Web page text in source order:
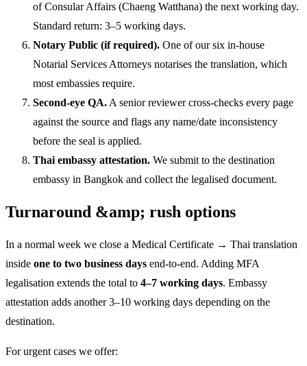
of Consular Affairs (Chaeng Watthana) the next working day.
Standard return: 3–5 working days.
Notary Public (if required). One of our six in-house
Notarial Services Attorneys notarises the translation, which
most embassies require.
Second-eye QA. A senior reviewer cross-checks every page
against the source and flags any name/date inconsistency
before the seal is applied.
Thai embassy attestation. We submit to the destination
embassy in Bangkok and collect the legalised document.
Turnaround &amp; rush options
In a normal week we close a Medical Certificate → Thai translation
inside one to two business days end-to-end. Adding MFA
legalisation extends the total to 4–7 working days. Embassy
attestation adds another 3–10 working days depending on the
destination.
For urgent cases we offer: